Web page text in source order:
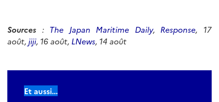
Sources : The Japan Maritime Daily, Response, 17
août, jiji, 16 août, LNews, 14 août
Et aussi...